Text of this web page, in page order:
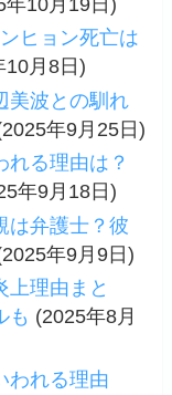
ヒョン死亡は
10月8日)
美波との馴れ
年9月25日)
る理由は？
年9月18日)
は弁護士？彼
年9月9日)
上理由まと
も (2025年8月
われる理由